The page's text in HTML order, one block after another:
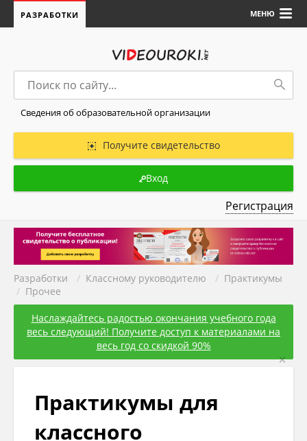
МЕНЮ
РАЗРАБОТКИ
Сведения об образовательной организации
Получите свидетельство
Вход
Регистрация
Разработки / Классному руководителю / Практикумы
/ Прочее
Наслаждайтесь радостью окончания учебного года
весь следующий! Получите доступ к материалами на
весь год со скидкой 90%
×
Практикумы для
классного